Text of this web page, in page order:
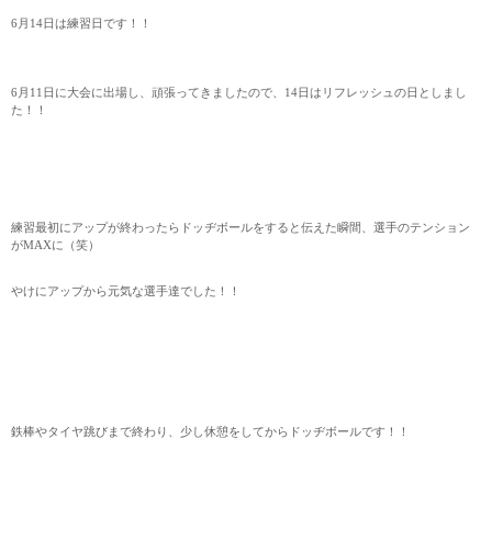
6月14日は練習日です！！
6月11日に大会に出場し、頑張ってきましたので、14日はリフレッシュの日としまし
た！！
練習最初にアップが終わったらドッヂボールをすると伝えた瞬間、選手のテンション
がMAXに（笑）
やけにアップから元気な選手達でした！！
鉄棒やタイヤ跳びまで終わり、少し休憩をしてからドッヂボールです！！